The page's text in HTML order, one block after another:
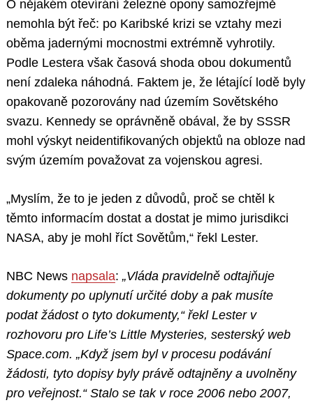
O nějakém otevírání železné opony samozřejmě
nemohla být řeč: po Karibské krizi se vztahy mezi
oběma jadernými mocnostmi extrémně vyhrotily.
Podle Lestera však časová shoda obou dokumentů
není zdaleka náhodná. Faktem je, že létající lodě byly
opakovaně pozorovány nad územím Sovětského
svazu. Kennedy se oprávněně obával, že by SSSR
mohl výskyt neidentifikovaných objektů na obloze nad
svým územím považovat za vojenskou agresi.
„Myslím, že to je jeden z důvodů, proč se chtěl k
těmto informacím dostat a dostat je mimo jurisdikci
NASA, aby je mohl říct Sovětům,“ řekl Lester.
NBC News napsala: „Vláda pravidelně odtajňuje
dokumenty po uplynutí určité doby a pak musíte
podat žádost o tyto dokumenty,“ řekl Lester v
rozhovoru pro Life’s Little Mysteries, sesterský web
Space.com. „Když jsem byl v procesu podávání
žádosti, tyto dopisy byly právě odtajněny a uvolněny
pro veřejnost.“ Stalo se tak v roce 2006 nebo 2007,